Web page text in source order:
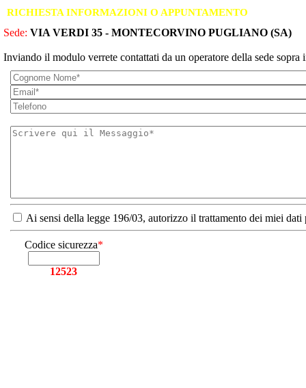
RICHIESTA INFORMAZIONI O APPUNTAMENTO
Sede: VIA VERDI 35 - MONTECORVINO PUGLIANO (SA)
Inviando il modulo verrete contattati da un operatore della sede sopra
Ai sensi della legge 196/03, autorizzo il trattamento dei miei
Codice sicurezza*
12523